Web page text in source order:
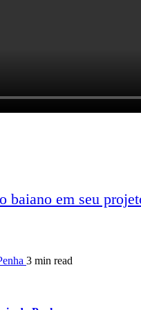
baiano em seu
3 min read